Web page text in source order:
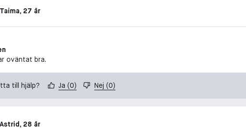
Taima, 27 år
oväntat bra.
till hjälp? Ja (0) Nej (0)
Astrid, 28 år